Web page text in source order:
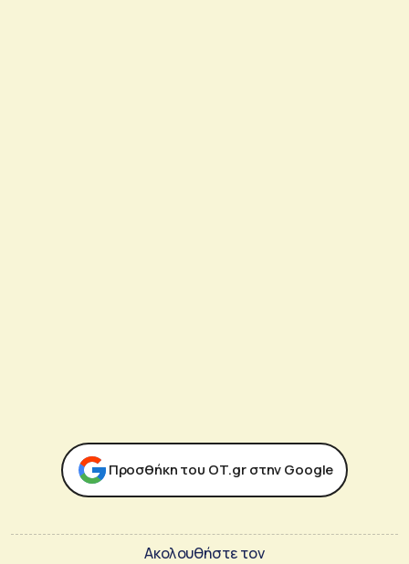
Προσθήκη του ΟΤ.gr στην Google
Ακολουθήστε τον